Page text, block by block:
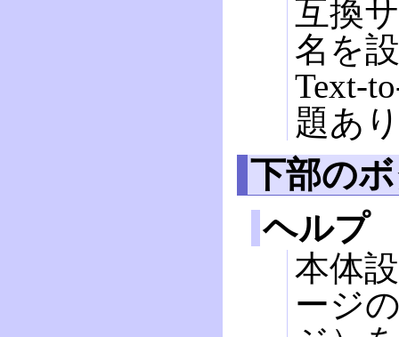
互換
名を
Text-
題あ
下部の
ヘルプ
本体
ージ